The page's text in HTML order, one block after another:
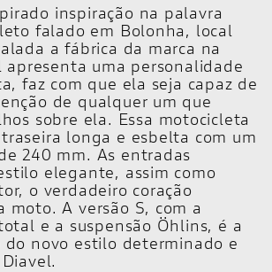
inspiração na palavra
falado em Bolonha, local
a fábrica da marca na
apresenta uma personalidade
faz com que ela seja capaz de
de qualquer um que
sobre ela. Essa motocicleta
longa e esbelta com um
240 mm. As entradas
elegante, assim como
o verdadeiro coração
moto. A versão S, com a
e a suspensão Öhlins, é a
do novo estilo determinado e